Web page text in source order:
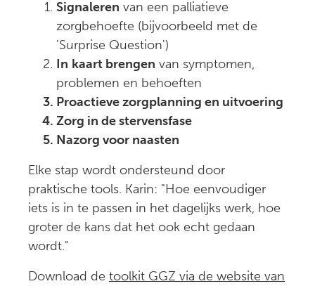
Signaleren van een palliatieve
zorgbehoefte (bijvoorbeeld met de
'Surprise Question')
In kaart brengen van symptomen,
problemen en behoeften
Proactieve zorgplanning en uitvoering
Zorg in de stervensfase
Nazorg voor naasten
Elke stap wordt ondersteund door
praktische tools. Karin: "Hoe eenvoudiger
iets is in te passen in het dagelijks werk, hoe
groter de kans dat het ook echt gedaan
wordt."
Download de toolkit GGZ via de website van